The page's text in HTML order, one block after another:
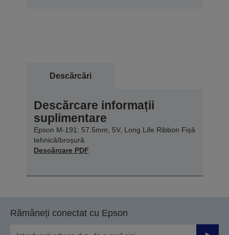
Descărcări
Descărcare informații
suplimentare
Epson M-191: 57.5mm, 5V, Long Life Ribbon Fișă
tehnică/broșură
Descărcare PDF
Rămâneți conectat cu Epson